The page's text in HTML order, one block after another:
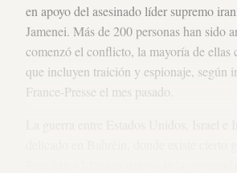
en apoyo del asesinado líder supremo
Jamenei. Más de 200 personas han sido
comenzó el conflicto, la mayoría de ellas
que incluyen traición y espionaje, según
France-Presse el mes pasado.